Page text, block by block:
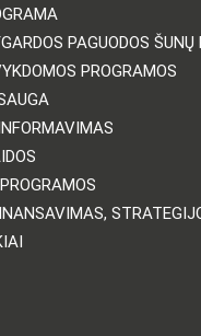
PAGUODOS
PROGRAMOS